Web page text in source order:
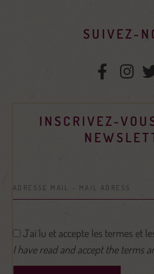
SUIVEZ-
INSCRIVEZ-
J'ai lu et accepte les termes et
I have read and accept the terms